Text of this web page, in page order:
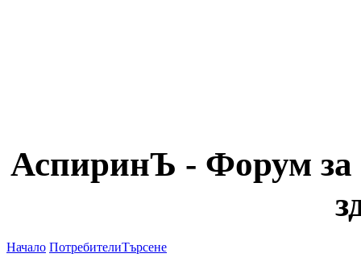
АспиринЪ - Форум за
Начало ПотребителиТърсене